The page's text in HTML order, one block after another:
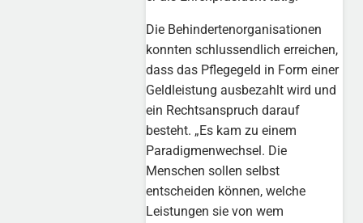
Die Behindertenorganisationen
konnten schlussendlich erreichen,
dass das Pflegegeld in Form einer
Geldleistung ausbezahlt wird und
ein Rechtsanspruch darauf
besteht. „Es kam zu einem
Paradigmenwechsel. Die
Menschen sollen selbst
entscheiden können, welche
Leistungen sie von wem